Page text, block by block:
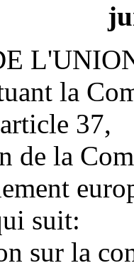
la
37,
de la
suit:
sur la